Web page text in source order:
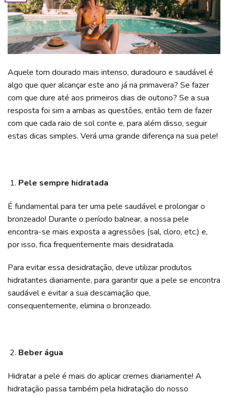
Aquele tom dourado mais intenso, duradouro e saudável é
algo que quer alcançar este ano já na primavera? Se fazer
com que dure até aos primeiros dias de outono? Se a sua
resposta foi sim a ambas as questões, então tem de fazer
com que cada raio de sol conte e, para além disso, seguir
estas dicas simples. Verá uma grande diferença na sua pele!
Pele sempre hidratada
É fundamental para ter uma pele saudável e prolongar o
bronzeado! Durante o período balnear, a nossa pele
encontra-se mais exposta a agressões (sal, cloro, etc.) e,
por isso, fica frequentemente mais desidratada.
Para evitar essa desidratação, deve utilizar produtos
hidratantes diariamente, para garantir que a pele se encontra
saudável e evitar a sua descamação que,
consequentemente, elimina o bronzeado.
Beber água
Hidratar a pele é mais do aplicar cremes diariamente! A
hidratação passa também pela hidratação do nosso